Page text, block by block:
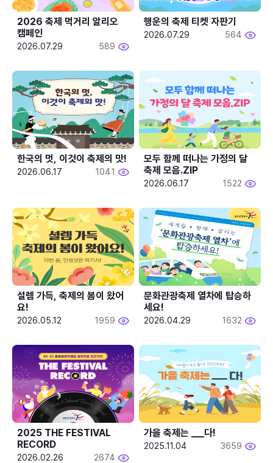
2026 축제 먹거리 알리오
캠페인
2026.07.29 589
행운의 축제 티켓 자판기
2026.07.29 564
한국의 멋, 이것이 축제의 맛!
2026.06.17 1041
모두 함께 떠나는 가정의 달
축제 모음.ZIP
2026.06.17 1522
설렘 가득, 축제의 봄이 왔어
요!
2026.05.12 1959
문화관광축제 열차에 탑승하
세요!
2026.04.29 1632
2025 THE FESTIVAL
RECORD
2026.02.26 2674
2025.11.04 3659